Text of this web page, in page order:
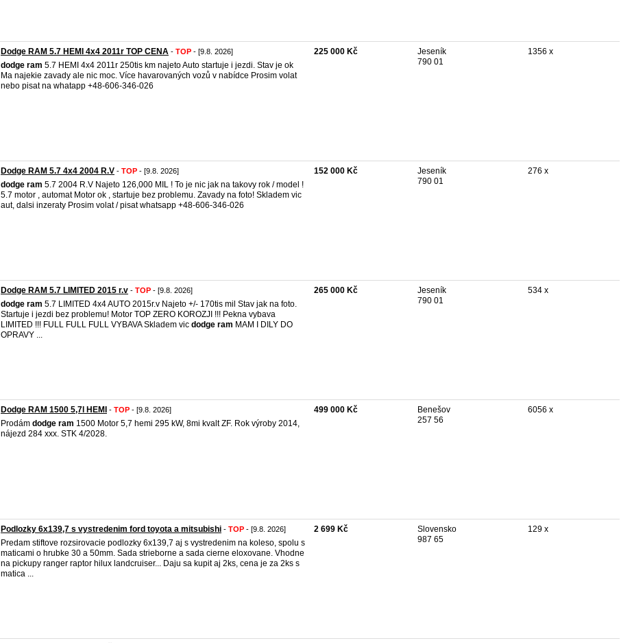
Dodge RAM 5.7 HEMI 4x4 2011r TOP CENA - TOP - [9.8. 2026]
dodge ram 5.7 HEMI 4x4 2011r 250tis km najeto Auto startuje i jezdi. Stav je ok
Ma najekie zavady ale nic moc. Více havarovaných vozů v nabídce Prosim volat
nebo pisat na whatapp +48-606-346-026
225 000 Kč
Jeseník
790 01
1356 x
Dodge RAM 5.7 4x4 2004 R.V - TOP - [9.8. 2026]
dodge ram 5.7 2004 R.V Najeto 126,000 MIL ! To je nic jak na takovy rok / model !
5.7 motor , automat Motor ok , startuje bez problemu. Zavady na foto! Skladem vic
aut, dalsi inzeraty Prosim volat / pisat whatsapp +48-606-346-026
152 000 Kč
Jeseník
790 01
276 x
Dodge RAM 5.7 LIMITED 2015 r.v - TOP - [9.8. 2026]
dodge ram 5.7 LIMITED 4x4 AUTO 2015r.v Najeto +/- 170tis mil Stav jak na foto.
Startuje i jezdi bez problemu! Motor TOP ZERO KOROZJI !!! Pekna vybava
LIMITED !!! FULL FULL FULL VYBAVA Skladem vic dodge ram MAM I DILY DO
OPRAVY ...
265 000 Kč
Jeseník
790 01
534 x
Dodge RAM 1500 5,7l HEMI - TOP - [9.8. 2026]
Prodám dodge ram 1500 Motor 5,7 hemi 295 kW, 8mi kvalt ZF. Rok výroby 2014,
nájezd 284 xxx. STK 4/2028.
499 000 Kč
Benešov
257 56
6056 x
Podlozky 6x139,7 s vystredenim ford toyota a mitsubishi - TOP - [9.8. 2026]
Predam stiftove rozsirovacie podlozky 6x139,7 aj s vystredenim na koleso, spolu s
maticami o hrubke 30 a 50mm. Sada strieborne a sada cierne eloxovane. Vhodne
na pickupy ranger raptor hilux landcruiser... Daju sa kupit aj 2ks, cena je za 2ks s
matica ...
2 699 Kč
Slovensko
987 65
129 x